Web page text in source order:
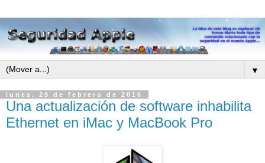
▼
lunes, 29 de febrero de 2016
Una actualización de software inhabilita
Ethernet en iMac y MacBook Pro